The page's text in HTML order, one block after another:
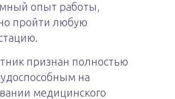
опыт работы,
пройти любую
признан полностью
на
медицинского